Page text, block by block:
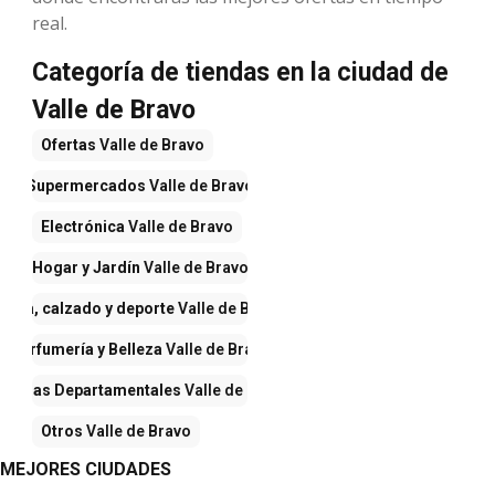
real.
Categoría de tiendas en la ciudad de
Valle de Bravo
Ofertas Valle de Bravo
Supermercados Valle de Bravo
Electrónica Valle de Bravo
Hogar y Jardín Valle de Bravo
calzado y deporteValle de Bravo
Perfumería y Belleza Valle de Bravo
Departamentales Valle de Bravo
Otros Valle de Bravo
MEJORES CIUDADES